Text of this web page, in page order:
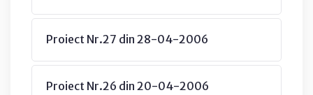
Proiect Nr.27 din 28-04-2006
Proiect Nr.26 din 20-04-2006